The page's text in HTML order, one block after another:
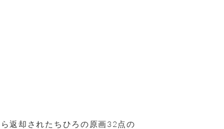
返却されたちひろの原画32点の